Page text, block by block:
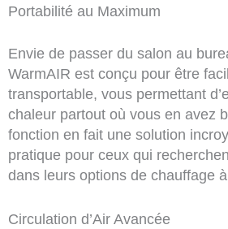
Portabilité au Maximum
Envie de passer du salon au
WarmAIR est conçu pour être
transportable, vous permettant
chaleur partout où vous en avez
fonction en fait une solution
pratique pour ceux qui
dans leurs options de chauffage
Circulation d’Air Avancée